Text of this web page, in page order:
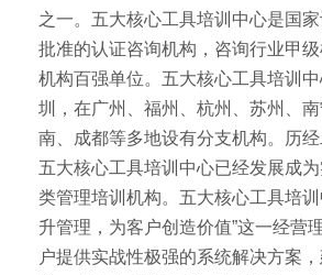
之一。五大核心工具培训中心是国
批准的认证咨询机构，咨询行业甲级
机构百强单位。五大核心工具培训
圳，在广州、福州、杭州、苏州、
南、成都等多地设有分支机构。历经
五大核心工具培训中心已经发展成
类管理培训机构。五大核心工具培
升管理，为客户创造价值”这一经营
户提供实战性极强的系统解决方案